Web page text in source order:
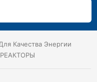
Качества Энергии